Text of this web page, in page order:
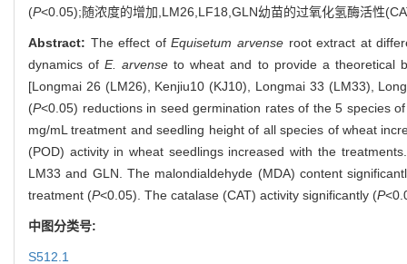
(P<0.05);随浓度的增加,LM26,LF18,GLN幼苗的过氧化氢酶活性
Abstract: The effect ofEquisetum arvenseroot extract at
dynamics ofE. arvense to wheat and to provide a theoretical
[Longmai 26 (LM26), Kenjiu10 (KJ10), Longmai 33 (LM33),
(P<0.05) reductions in seed germination rates of the 5 species
mg/mL treatment and seedling height of all species of wheat
(POD) activity in wheat seedlings increased with the
LM33 and GLN. The malondialdehyde (MDA) content
treatment (P<0.05). The catalase (CAT) activity significantly (P
中图分类号:
S512.1